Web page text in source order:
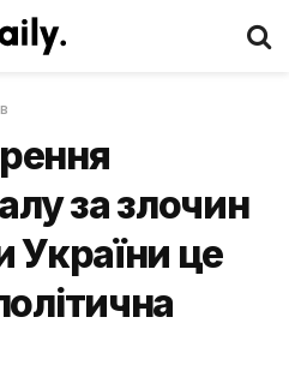
за злочин
України це